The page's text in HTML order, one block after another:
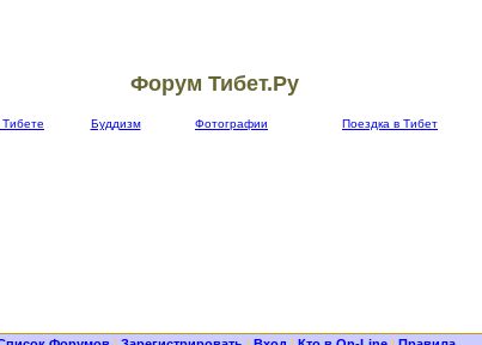
Форум Тибет.Ру
Буддизм Фотографии Поездка в Тибет